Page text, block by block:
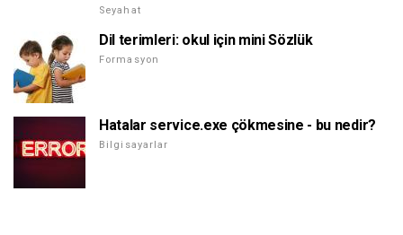
Seyahat
Dil terimleri: okul için mini Sözlük
Formasyon
Hatalar service.exe çökmesine - bu nedir?
Bilgisayarlar